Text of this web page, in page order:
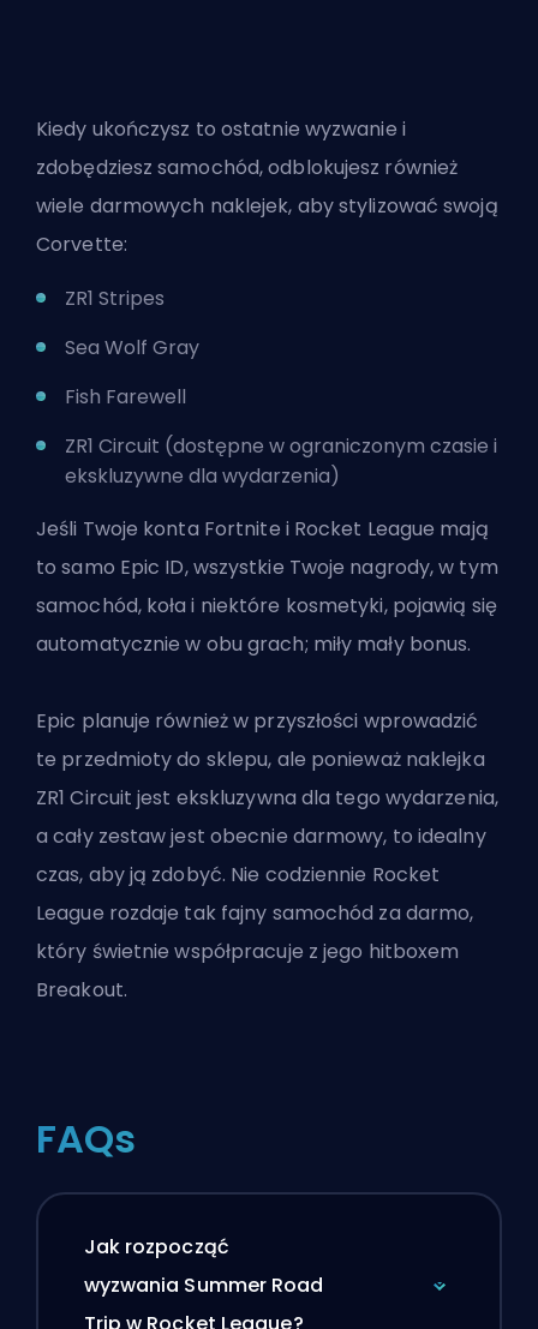
Kiedy ukończysz to ostatnie wyzwanie i
zdobędziesz samochód, odblokujesz również
wiele darmowych naklejek, aby stylizować swoją
Corvette:
ZR1 Stripes
Sea Wolf Gray
Fish Farewell
ZR1 Circuit (dostępne w ograniczonym czasie i
ekskluzywne dla wydarzenia)
Jeśli Twoje konta Fortnite i Rocket League mają
to samo Epic ID, wszystkie Twoje nagrody, w tym
samochód, koła i niektóre kosmetyki, pojawią się
automatycznie w obu grach; miły mały bonus.
Epic planuje również w przyszłości wprowadzić
te przedmioty do sklepu, ale ponieważ naklejka
ZR1 Circuit jest ekskluzywna dla tego wydarzenia,
a cały zestaw jest obecnie darmowy, to idealny
czas, aby ją zdobyć. Nie codziennie Rocket
League rozdaje tak fajny samochód za darmo,
który świetnie współpracuje z jego hitboxem
Breakout.
FAQs
Jak rozpocząć
wyzwania Summer Road
Trip w Rocket League?